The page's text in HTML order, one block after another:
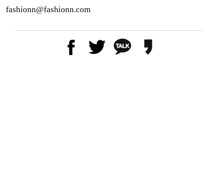
fashionn@fashionn.com